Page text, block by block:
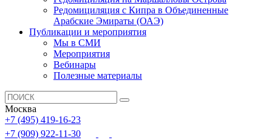
Редомициляция с Кипра в Объединенные
Арабские Эмираты (ОАЭ)
Публикации и мероприятия
Мы в СМИ
Мероприятия
Вебинары
Полезные материалы
Москва
+7 (495) 419-16-23
+7 (909) 922-11-30